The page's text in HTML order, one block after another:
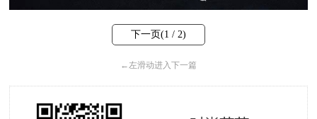
下一页(1 / 2)
←左滑动进入下一篇